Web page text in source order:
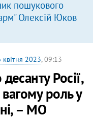
пошукового
Олексій Юков
квітня 2023, 09:13
Росії,
роль у
– МО